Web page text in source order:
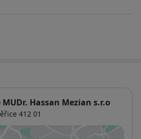
Hassan Mezian s.r.o
412 01